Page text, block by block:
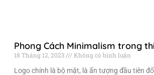
Phong Cách Minimalism trong
18 Tháng 12, 2023
Không có bình luận
Logo chính là bộ mặt, là ấn tượng đầu tiên